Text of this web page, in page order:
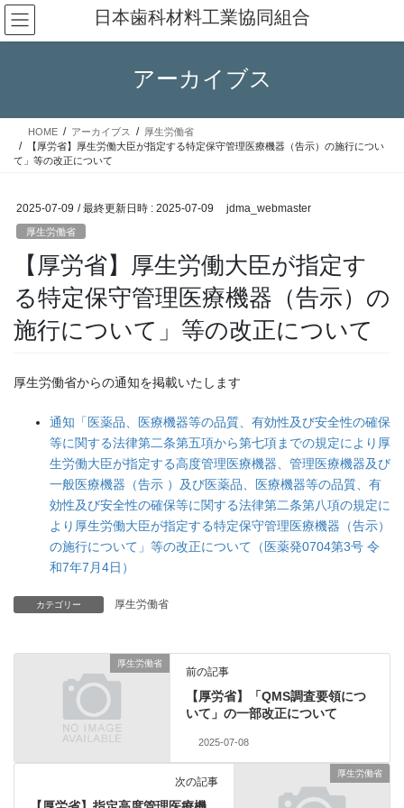
コ
ン
テ
ス
ナ
ビ
ゲ
ン
日本歯科材料工業協同組合
アーカイブス
HOME アーカイブス
厚生労働省
【厚労省】厚生労働大臣が指定する特定保守管理医療機器（告示）の施行につい
て」等の改正について
2025-07-09 / 最終更新日時 : 2025-07-09 jdma_webmaster
厚生労働省
【厚労省】厚生労働大臣が指定す
る特定保守管理医療機器（告示）の
施行について」等の改正について
厚生労働省からの通知を掲載いたします
通知「医薬品、医療機器等の品質、有効性及び安全性の確保
等に関する法律第二条第五項から第七項までの規定により厚
生労働大臣が指定する高度管理医療機器、管理医療機器及び
一般医療機器（告示 ）及び医薬品、医療機器等の品質、有
効性及び安全性の確保等に関する法律第二条第八項の規定に
より厚生労働大臣が指定する特定保守管理医療機器（告示）
の施行について」等の改正について（医薬発0704第3号 令
和7年7月4日）
カテゴリー 厚生労働省
厚生労働省
前の記事
【厚労省】「QMS調査要領につ
いて」の一部改正について
2025-07-08
厚生労働省
次の記事